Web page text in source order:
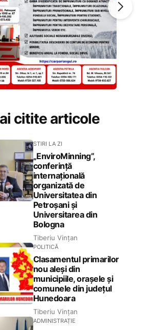
citite articole
STIRI LA ZI
„EnviroMinning”,
conferință
internațională
organizată de
Universitatea din
Petroșani și
Universitarea din
Bologna
Tiberiu Vințan
POLITICĂ
Clasamentul primarilor
nou aleși din
municipiile, orașele și
comunele din județul
Hunedoara
Tiberiu Vințan
ADMINISTRAȚIE